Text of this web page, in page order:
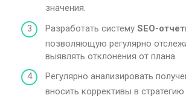
значения.
Разработать систему SEO-
позволяющую регулярно
выявлять отклонения от плана.
Регулярно анализировать
вносить коррективы в стратегию